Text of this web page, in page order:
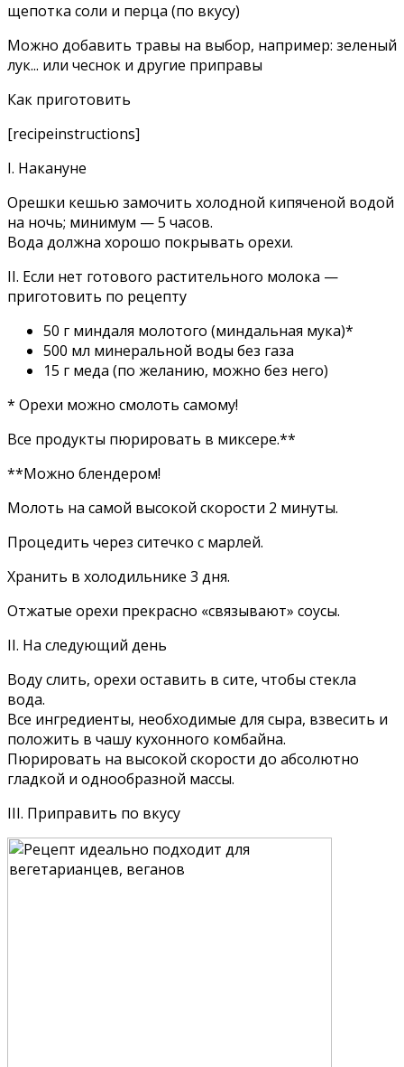
щепотка соли и перца (по вкусу)
Можно добавить травы на выбор, например: зеленый
лук... или чеснок и другие приправы
Как приготовить
[recipeinstructions]
I. Накануне
Орешки кешью замочить холодной кипяченой водой
на ночь; минимум — 5 часов.
Вода должна хорошо покрывать орехи.
II. Если нет готового растительного молока —
приготовить по рецепту
50 г миндаля молотого (миндальная мука)*
500 мл минеральной воды без газа
15 г меда (по желанию, можно без него)
* Орехи можно смолоть самому!
Все продукты пюрировать в миксере.**
**Можно блендером!
Молоть на самой высокой скорости 2 минуты.
Процедить через ситечко с марлей.
Хранить в холодильнике 3 дня.
Отжатые орехи прекрасно «связывают» соусы.
II. На следующий день
Воду слить, орехи оставить в сите, чтобы стекла
вода.
Все ингредиенты, необходимые для сыра, взвесить и
положить в чашу кухонного комбайна.
Пюрировать на высокой скорости до абсолютно
гладкой и однообразной массы.
III. Приправить по вкусу